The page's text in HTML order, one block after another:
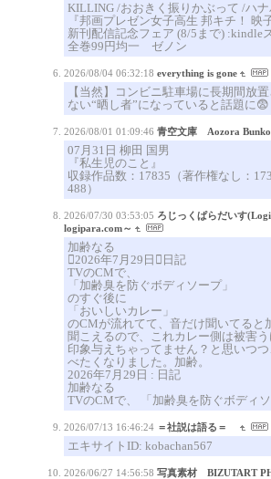
KILLING /おおきく振りかぶって /ハナ
『邦画プレゼン女子高生 邦キチ！ 映
新刊配信記念フェア (8/5まで) :kindle
全巻99円均一 ゼノン
2026/08/04 06:32:18 everything is gone
【当然】コンビニ駐車場に長期間放
ない“晒し者”になっていると話題に😨
2026/08/01 01:09:46 青空文庫 Aozora Bunko
07月31日 柳田 国男
『私生児のこと』
収録作品数：17835（著作権なし：
488）
2026/07/30 03:53:05 ろじっくぱらだいす
logipara.com～
加齢なる
2026年7月29日日記
TVのCMで、
「加齢臭を防ぐボディソープ」
のすぐ後に
「おいしいカレー」
のCMが流れてて、音だけ聞いてると
聞こえるので、これカレー側は被害
印象与えちゃってません？と思いつ
べたくなりました。加齢。
2026年7月29日 : 日記
加齢なる
TVのCMで、 「加齢臭を防ぐボディ
2026/07/13 16:46:24 ＝社説は語る＝
エキサイトID: kobachan567
2026/06/27 14:56:58 写真素材 BIZUTART